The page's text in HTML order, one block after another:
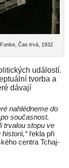
Čas trvá, 1932
událostí.
tvorba a
dávají
nahlédneme do
současnost.
trvalou stopu ve
řekla při
centra Tchaj-